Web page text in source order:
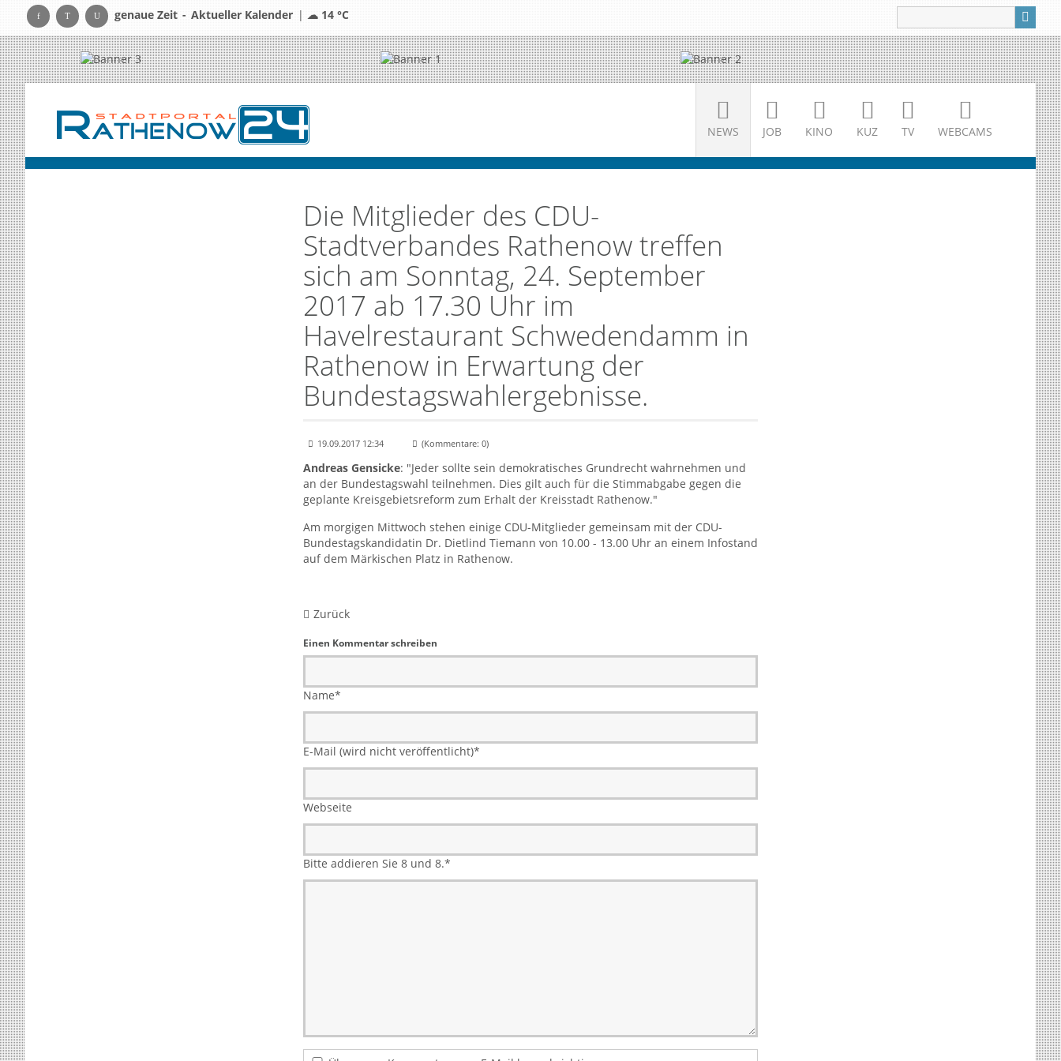
genaue Zeit - Aktueller Kalender | ☁ 14 °C
NEWS JOB KINO KUZ TV WEBCAMS
Die Mitglieder des CDU-
Stadtverbandes Rathenow treffen
sich am Sonntag, 24. September
2017 ab 17.30 Uhr im
Havelrestaurant Schwedendamm in
Rathenow in Erwartung der
Bundestagswahlergebnisse.
19.09.2017 12:34 (Kommentare: 0)
Andreas Gensicke: "Jeder sollte sein demokratisches Grundrecht wahrnehmen und
an der Bundestagswahl teilnehmen. Dies gilt auch für die Stimmabgabe gegen die
geplante Kreisgebietsreform zum Erhalt der Kreisstadt Rathenow."
Am morgigen Mittwoch stehen einige CDU-Mitglieder gemeinsam mit der CDU-
Bundestagskandidatin Dr. Dietlind Tiemann von 10.00 - 13.00 Uhr an einem Infostand
auf dem Märkischen Platz in Rathenow.
Zurück
Einen Kommentar schreiben
Name*
E-Mail (wird nicht veröffentlicht)*
Webseite
Bitte addieren Sie 8 und 8.*